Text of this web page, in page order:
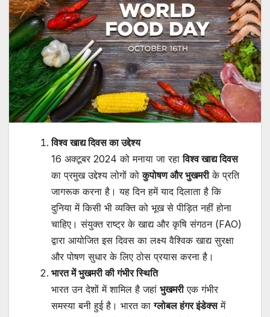
विश्व खाद्य दिवस का उद्देश्य
16 अक्टूबर 2024 को मनाया जा रहाविश्व खाद्य दिवस
का प्रमुख उद्देश्य लोगों कोकुपोषण और भुखमरीके प्रति
जागरूक करना है। यह दिन हमें याद दिलाता है कि
दुनिया में किसी भी व्यक्ति को भूख से पीड़ित नहीं होना
चाहिए। संयुक्त राष्ट्र के खाद्य और कृषि संगठन (FAO)
द्वारा आयोजित इस दिवस का लक्ष्य वैश्विक खाद्य सुरक्षा
और पोषण सुधार के लिए ठोस प्रयास करना है।
भारत में भुखमरी की गंभीर स्थिति
भारत उन देशों में शामिल है जहां भुखमरीएक गंभीर
समस्या बनी हुई है। भारत काग्लोबल हंगर इंडेक्समें